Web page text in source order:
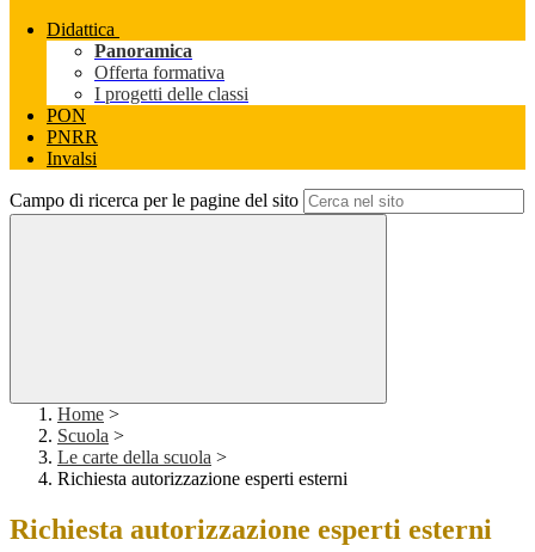
Didattica
Panoramica
Offerta formativa
I progetti delle classi
PON
PNRR
Invalsi
Campo di ricerca per le pagine del sito
Home >
Scuola >
Le carte della scuola >
Richiesta autorizzazione esperti esterni
Richiesta autorizzazione esperti esterni